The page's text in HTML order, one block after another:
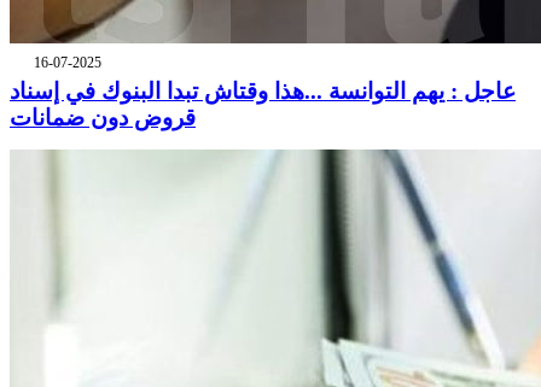
16-07-2025
عاجل : يهم التوانسة ...هذا وقتاش تبدا البنوك في إسناد
قروض دون ضمانات